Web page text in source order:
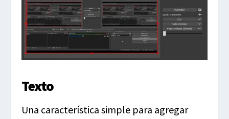
Texto
Una característica simple para agregar